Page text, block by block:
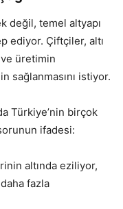
değil, temel altyapı
ediyor. Çiftçiler, altı
ve üretimin
sağlanmasını istiyor.
Türkiye’nin birçok
ifadesi:
altında eziliyor,
fazla